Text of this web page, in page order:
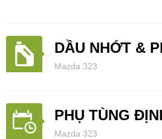
DẦU NHỚT &
Mazda 323
PHỤ TÙNG
Mazda 323